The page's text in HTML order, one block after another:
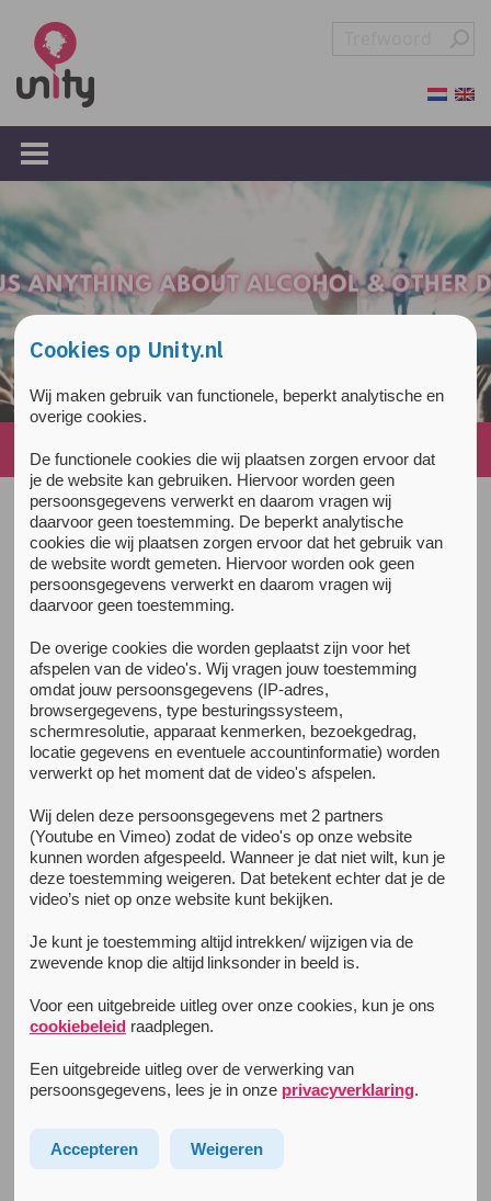
Home » Nieuws » Page 3
Alle nieuwsberichten
Antenne NL Corona special:
resultaten tweede ronde
Op deze pagina staat een selectie van de resultaten
van de Antenne NL Corona Special. Dit onderzoek is
Cookies op Unity.nl
Wij maken gebruik van functionele, beperkt analytische en
overige cookies.
De functionele cookies die wij plaatsen zorgen ervoor dat
je de website kan gebruiken. Hiervoor worden geen
persoonsgegevens verwerkt en daarom vragen wij
daarvoor geen toestemming. De beperkt analytische
cookies die wij plaatsen zorgen ervoor dat het gebruik van
de website wordt gemeten. Hiervoor worden ook geen
persoonsgegevens verwerkt en daarom vragen wij
daarvoor geen toestemming.
De overige cookies die worden geplaatst zijn voor het
afspelen van de video's. Wij vragen jouw toestemming
omdat jouw persoonsgegevens (IP-adres,
browsergegevens, type besturingssysteem,
schermresolutie, apparaat kenmerken, bezoekgedrag,
locatie gegevens en eventuele accountinformatie) worden
verwerkt op het moment dat de video's afspelen.
Wij delen deze persoonsgegevens met 2 partners
(Youtube en Vimeo) zodat de video's op onze website
kunnen worden afgespeeld. Wanneer je dat niet wilt, kun je
deze toestemming weigeren. Dat betekent echter dat je de
video’s niet op onze website kunt bekijken.
Je kunt je toestemming altijd intrekken/ wijzigen via de
zwevende knop die altijd linksonder in beeld is.
Voor een uitgebreide uitleg over onze cookies, kun je ons
cookiebeleidraadplegen.
Een uitgebreide uitleg over de verwerking van
persoonsgegevens, lees je in onze privacyverklaring.
Accepteren Weigeren